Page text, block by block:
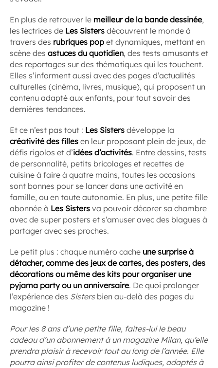
En plus de retrouver le meilleur de la bande dessinée,
les lectrices de Les Sisters découvrent le monde à
travers des rubriques pop et dynamiques, mettant en
scène des astuces du quotidien, des tests amusants et
des reportages sur des thématiques qui les touchent.
Elles s’informent aussi avec des pages d’actualités
culturelles (cinéma, livres, musique), qui proposent un
contenu adapté aux enfants, pour tout savoir des
dernières tendances.
Et ce n’est pas tout : Les Sisters développe la
créativité des filles en leur proposant plein de jeux, de
défis rigolos et d’idées d’activités. Entre dessins, tests
de personnalité, petits bricolages et recettes de
cuisine à faire à quatre mains, toutes les occasions
sont bonnes pour se lancer dans une activité en
famille, ou en toute autonomie. En plus, une petite fille
abonnée à Les Sisters va pouvoir décorer sa chambre
avec de super posters et s’amuser avec des blagues à
partager avec ses proches.
Le petit plus : chaque numéro cache une surprise à
détacher, comme des jeux de cartes, des posters, des
décorations ou même des kits pour organiser une
pyjama party ou un anniversaire. De quoi prolonger
l’expérience des Sistersbien au-delà des pages du
magazine !
Pour les 8 ans d’une petite fille, faites-lui le beau
cadeau d’un abonnement à un magazine Milan, qu’elle
prendra plaisir à recevoir tout au long de l’année. Elle
pourra ainsi profiter de contenus ludiques, adaptés à